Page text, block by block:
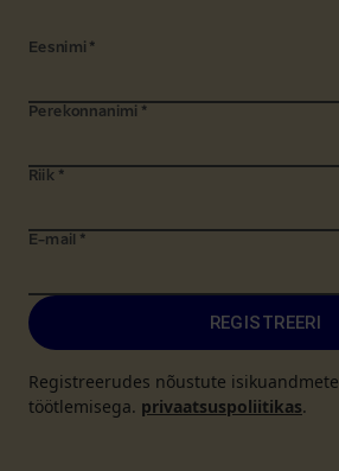
Eesnimi *
Perekonnanimi *
Riik *
E-mail *
REGISTREERI
Registreerudes nõustute isikuandmete
töötlemisega. privaatsuspoliitikas.